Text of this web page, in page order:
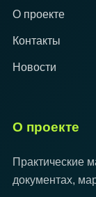
О проекте
Контакты
Новости
О проекте
Практические
документах,